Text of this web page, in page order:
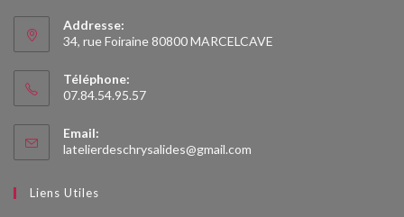
Addresse:
34, rue Foiraine 80800 MARCELCAVE
Téléphone:
07.84.54.95.57
Email:
latelierdeschrysalides@gmail.com
Liens Utiles